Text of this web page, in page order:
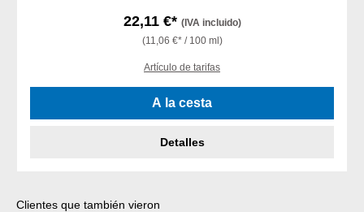
22,11 €* (IVA incluido)
(11,06 €* / 100 ml)
Artículo de tarifas
A la cesta
Detalles
Omitir la galería de productos
Clientes que también vieron